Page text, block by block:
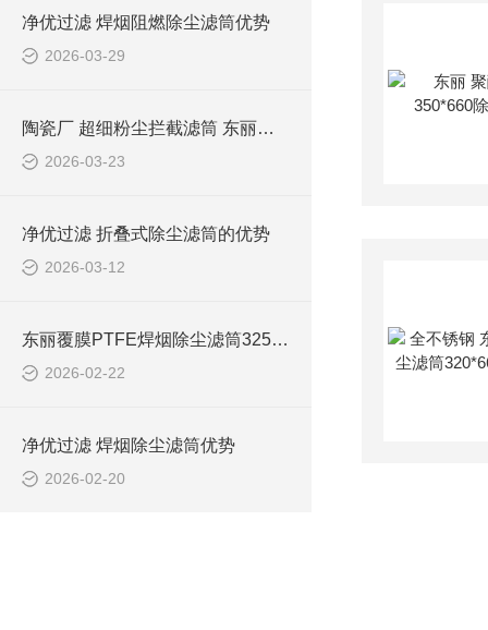
净优过滤 焊烟阻燃除尘滤筒优势
2026-03-29
陶瓷厂 超细粉尘拦截滤筒 东丽覆膜滤材
2026-03-23
净优过滤 折叠式除尘滤筒的优势
2026-03-12
东丽覆膜PTFE焊烟除尘滤筒325*900
2026-02-22
净优过滤 焊烟除尘滤筒优势
2026-02-20